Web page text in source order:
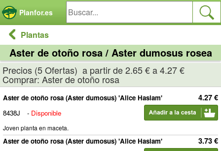
Planfor.es
Plantas
Aster de otoño rosa / Aster dumosus rosea
Precios (5 Ofertas) a partir de 2.65 € a 4.27 €
Comprar: Aster de otoño rosa
4.27 €
Aster de otoño rosa (Aster dumosus) 'Alice Haslam'
8438J
- Disponible
Joven planta en maceta.
3.73 €
Aster de otoño rosa (Aster dumosus) 'Alice Haslam'
Panel de gestión de cookies